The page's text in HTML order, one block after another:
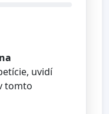
uvidí
tomto